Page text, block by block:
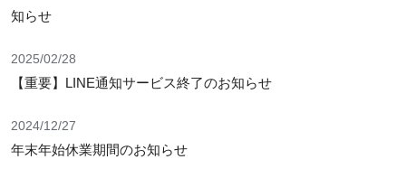
知らせ
2025/02/28
【重要】LINE通知サービス終了のお知らせ
2024/12/27
年末年始休業期間のお知らせ